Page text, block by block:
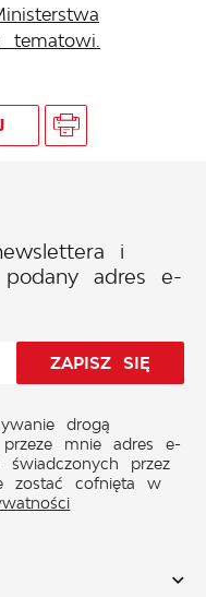
tematowi.
i
adres e-
drogą
mnie adres e-
przez
zostać cofnięta w